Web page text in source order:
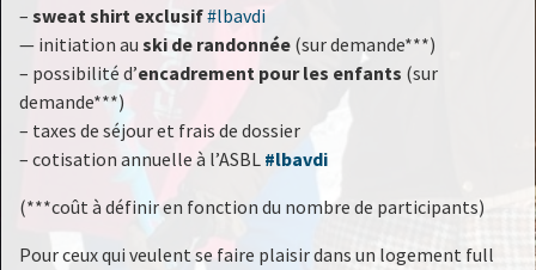
– sweat shirt exclusif#lbavdi
— initiation au ski de randonnée (sur demande***)
– possibilité d’encadrement pour les enfants (sur
demande***)
– taxes de séjour et frais de dossier
– cotisation annuelle à l’ASBL #lbavdi
(***coût à définir en fonction du nombre de participants)
Pour ceux qui veulent se faire plaisir dans un logement full